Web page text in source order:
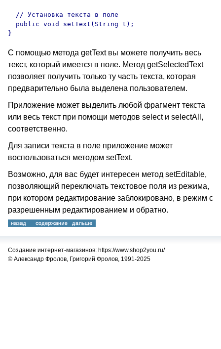
  // Установка текста в поле
  public void setText(String t);
С помощью метода getText вы можете получить весь
текст, который имеется в поле. Метод getSelectedText
позволяет получить только ту часть текста, которая
предварительно была выделена пользователем.
Приложение может выделить любой фрагмент текста
или весь текст при помощи методов select и selectAll,
соответственно.
Для записи текста в поле приложение может
воспользоваться методом setText.
Возможно, для вас будет интересен метод setEditable,
позволяющий переключать текстовое поля из режима,
при котором редактирование заблокировано, в режим с
разрешенным редактированием и обратно.
Создание интернет-магазинов: https://www.shop2you.ru/
© Александр Фролов, Григорий Фролов, 1991-2025